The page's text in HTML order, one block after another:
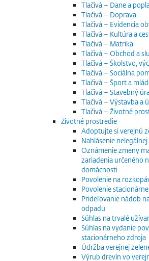
Tlačivá – Dane a
Tlačivá – Doprava
Tlačivá – Evidencia
Tlačivá – Kultúra a
Tlačivá – Matrika
Tlačivá – Obchod a
Tlačivá – Školstvo,
Tlačivá – Sociálna
Tlačivá – Šport a
Tlačivá – Stavebný
Tlačivá – Výstavba a
Tlačivá – Životné
Životné prostredie
Adoptujte si verejnú
Nahlásenie
Oznámenie zmeny
zariadenia určeného
domácnosti
Povolenie na
Povolenie
Prideľovanie nádob
odpadu
Súhlas na trvalé
Súhlas na vydanie
stacionárneho zdroja
Údržba verejnej
Výrub drevín vo